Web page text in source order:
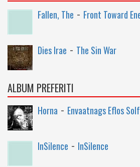
Fallen, The - Front Toward
Dies Irae - The Sin War
ALBUM PREFERITI
Horna - Envaatnags Eflos
InSilence - InSilence